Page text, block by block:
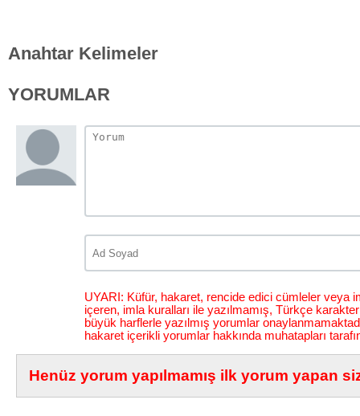
Anahtar Kelimeler
YORUMLAR
UYARI: Küfür, hakaret, rencide edici cümleler veya
içeren, imla kuralları ile yazılmamış, Türkçe
büyük harflerle yazılmış yorumlar
hakaret içerikli yorumlar hakkında muhatapları
Henüz yorum yapılmamış ilk yorum yapan